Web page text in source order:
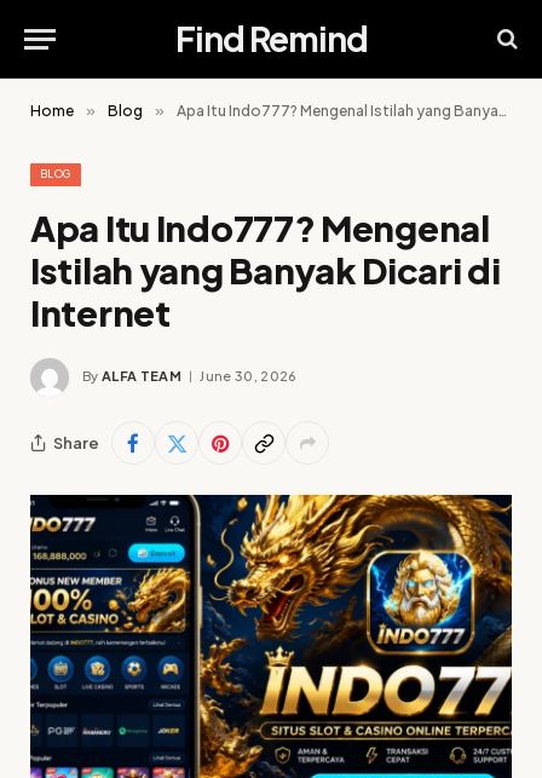
Find Remind
Home » Blog » Apa Itu Indo777? Mengenal Istilah yang Banyak Dicari di Internet
BLOG
Apa Itu Indo777? Mengenal
Istilah yang Banyak Dicari di
Internet
By ALFA TEAM June 30, 2026
Share